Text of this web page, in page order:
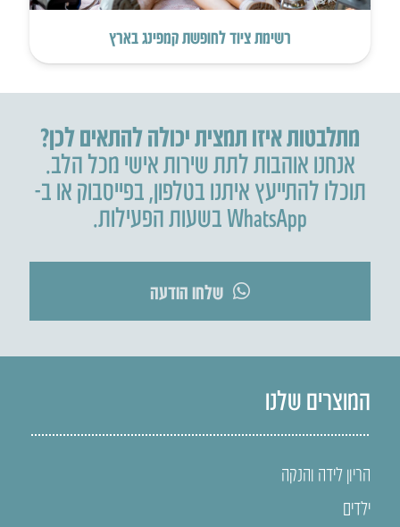
רשימת ציוד לחופשת קמפינג בארץ
מתלבטות איזו תמצית יכולה להתאים לכן?
אנחנו אוהבות לתת שירות אישי מכל הלב.
תוכלו להתייעץ איתנו בטלפון,בפייסבוק או ב-
WhatsApp בשעות הפעילות.
שלחו הודעה
המוצרים שלנו
הריון לידה והנקה
ילדים